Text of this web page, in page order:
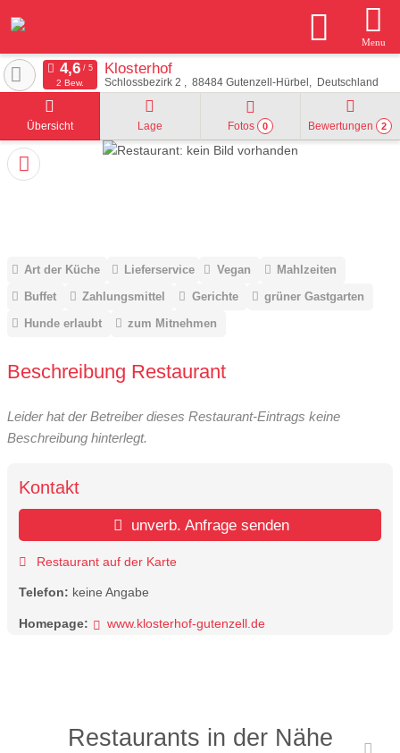
Menu
Klosterhof
Schlossbezirk 2 88484 Gutenzell-Hürbel Deutschland
2 Bew.
Übersicht Lage Fotos 0 Bewertungen 2
Art der Küche Lieferservice Vegan
Mahlzeiten
Buffet
Zahlungsmittel Gerichte
grüner Gastgarten
Hunde erlaubt
zum Mitnehmen
Beschreibung Restaurant
Leider hat der Betreiber dieses Restaurant-Eintrags keine
Beschreibung hinterlegt.
Kontakt
unverb. Anfrage senden
Restaurant auf der Karte
Telefon: keine Angabe
Homepage: www.klosterhof-gutenzell.de
Restaurants in der Nähe